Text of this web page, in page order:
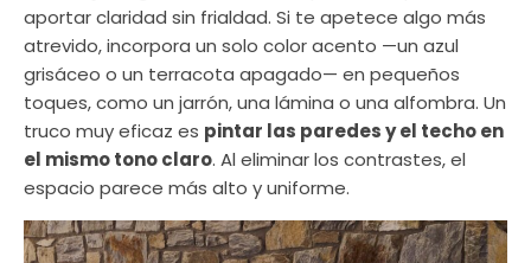
aportar claridad sin frialdad. Si te apetece algo más
atrevido, incorpora un solo color acento —un azul
grisáceo o un terracota apagado— en pequeños
toques, como un jarrón, una lámina o una alfombra. Un
truco muy eficaz es pintar las paredes y el techo en
el mismo tono claro. Al eliminar los contrastes, el
espacio parece más alto y uniforme.